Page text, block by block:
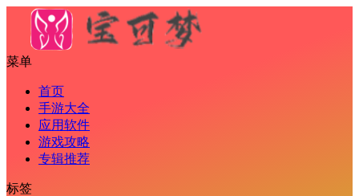
菜单
首页
手游大全
应用软件
游戏攻略
专辑推荐
标签